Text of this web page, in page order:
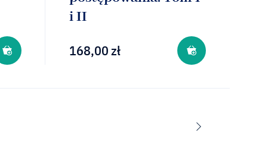
i II
168,00zł